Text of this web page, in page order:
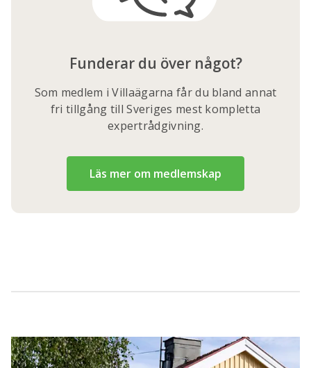
Funderar du över något?
Som medlem i Villaägarna får du bland annat
fri tillgång till Sveriges mest kompletta
expertrådgivning.
Läs mer om medlemskap